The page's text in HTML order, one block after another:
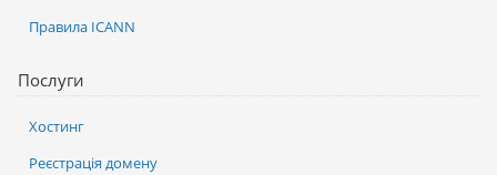
Послуги
Хостинг
Реєстрація домену
Правила ICANN